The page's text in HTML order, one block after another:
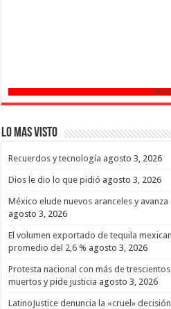
Lo mas Visto
Recuerdos y tecnología agosto 3, 2026
Dios le dio lo que pidió agosto 3, 2026
México elude nuevos aranceles y avanza
agosto 3, 2026
El volumen exportado de tequila
promedio del 2,6 % agosto 3, 2026
Protesta nacional con más de
muertos y pide justicia agosto 3, 2026
LatinoJustice denuncia la «cruel»